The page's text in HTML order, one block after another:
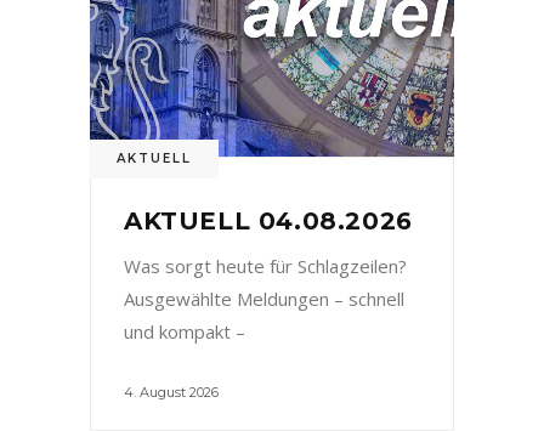
AKTUELL
AKTUELL 04.08.2026
Was sorgt heute für Schlagzeilen?
Ausgewählte Meldungen – schnell
und kompakt –
4. August 2026